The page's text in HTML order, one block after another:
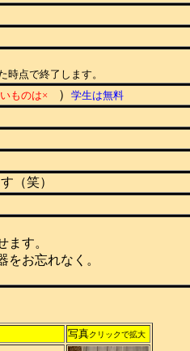
点で終了します。
ものは× ） 学生は無料
（笑）
す。
お忘れなく。
写真クリックで拡大